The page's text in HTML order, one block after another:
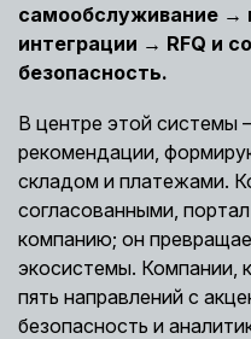
самообслуживание →
интеграции → RFQ и
безопасность.
В центре этой системы
рекомендации,
складом и платежами.
согласованными,
компанию; он
экосистемы. Компании,
пять направлений с
безопасность и